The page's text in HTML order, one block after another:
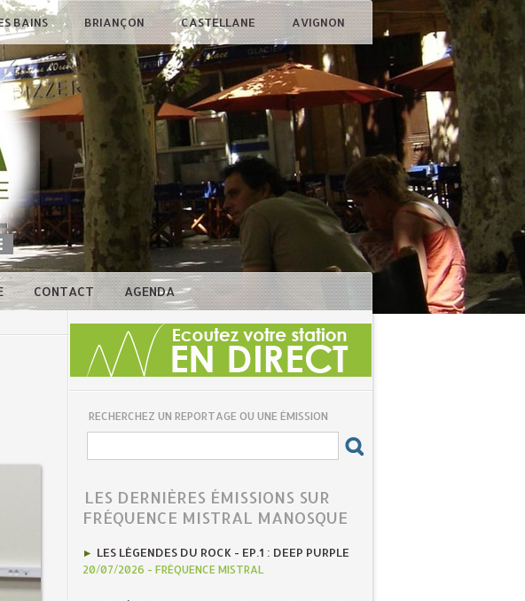
BAINS BRIANÇON CASTELLANE AVIGNON
CONTACT AGENDA
RECHERCHEZ UN REPORTAGE OU UNE ÉMISSION
LES DERNIÈRES ÉMISSIONS SUR
FRÉQUENCE MISTRAL MANOSQUE
LES LÉGENDES DU ROCK - EP.1 : DEEP PURPLE
20/07/2026 - FRÉQUENCE MISTRAL